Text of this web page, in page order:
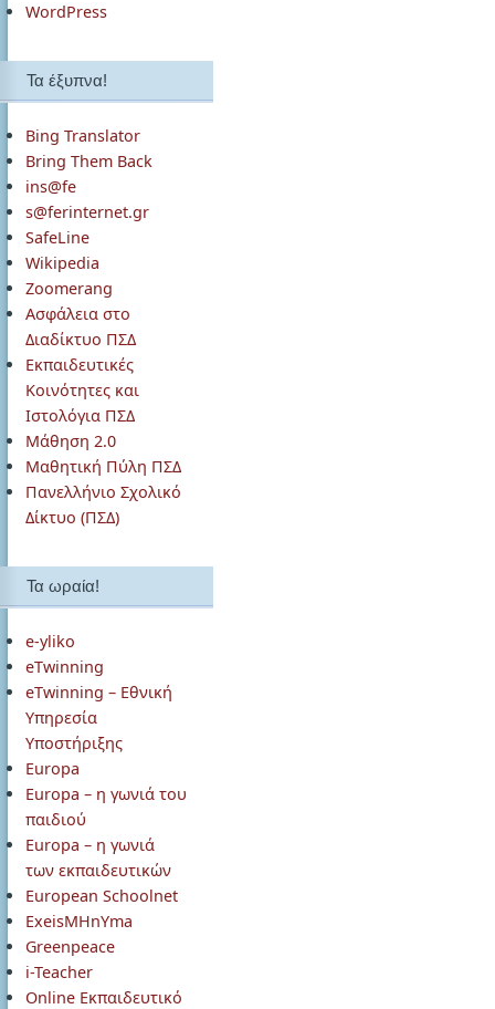
WordPress
Τα έξυπνα!
Bing Translator
Bring Them Back
ins@fe
s@ferinternet.gr
SafeLine
Wikipedia
Zoomerang
Ασφάλεια στο
Διαδίκτυο ΠΣΔ
Εκπαιδευτικές
Κοινότητες και
Ιστολόγια ΠΣΔ
Μάθηση 2.0
Μαθητική Πύλη ΠΣΔ
Πανελλήνιο Σχολικό
Δίκτυο (ΠΣΔ)
Τα ωραία!
e-yliko
eTwinning
eTwinning – Εθνική
Υπηρεσία
Υποστήριξης
Europa
Europa – η γωνιά του
παιδιού
Europa – η γωνιά
των εκπαιδευτικών
European Schoolnet
ExeisMHnYma
Greenpeace
i-Teacher
Online Εκπαιδευτικό